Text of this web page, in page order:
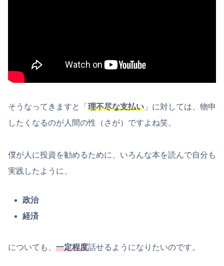
そうなってきますと「 理不尽な支払い 」に対しては、物申
したくなるのが人間の性（さが）ですよね笑。
僕が人に投資を勧めるために、いろんな本を読んで自分も
実践したように、
政治
経済
についても、 一定程度話せるようになりたいのです。